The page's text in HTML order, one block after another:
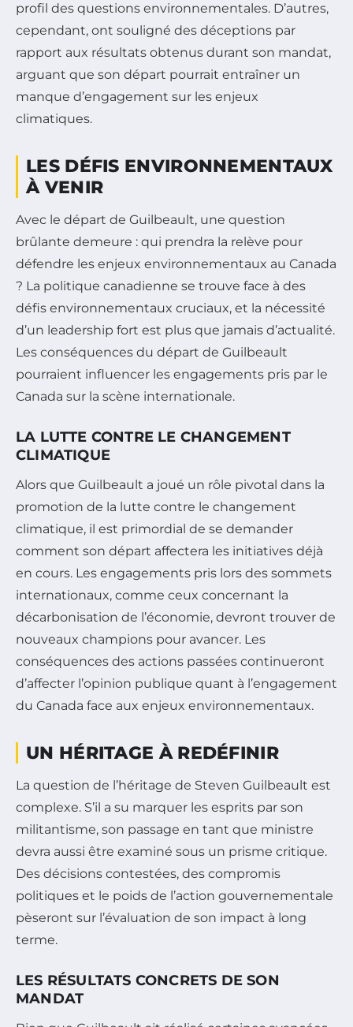
profil des questions environnementales. D’autres,
cependant, ont souligné des déceptions par
rapport aux résultats obtenus durant son mandat,
arguant que son départ pourrait entraîner un
manque d’engagement sur les enjeux
climatiques.
LES DÉFIS ENVIRONNEMENTAUX
À VENIR
Avec le départ de Guilbeault, une question
brûlante demeure : qui prendra la relève pour
défendre les enjeux environnementaux au Canada
? La politique canadienne se trouve face à des
défis environnementaux cruciaux, et la nécessité
d’un leadership fort est plus que jamais d’actualité.
Les conséquences du départ de Guilbeault
pourraient influencer les engagements pris par le
Canada sur la scène internationale.
LA LUTTE CONTRE LE CHANGEMENT
CLIMATIQUE
Alors que Guilbeault a joué un rôle pivotal dans la
promotion de la lutte contre le changement
climatique, il est primordial de se demander
comment son départ affectera les initiatives déjà
en cours. Les engagements pris lors des sommets
internationaux, comme ceux concernant la
décarbonisation de l’économie, devront trouver de
nouveaux champions pour avancer. Les
conséquences des actions passées continueront
d’affecter l’opinion publique quant à l’engagement
du Canada face aux enjeux environnementaux.
UN HÉRITAGE À REDÉFINIR
La question de l’héritage de Steven Guilbeault est
complexe. S’il a su marquer les esprits par son
militantisme, son passage en tant que ministre
devra aussi être examiné sous un prisme critique.
Des décisions contestées, des compromis
politiques et le poids de l’action gouvernementale
pèseront sur l’évaluation de son impact à long
terme.
LES RÉSULTATS CONCRETS DE SON
MANDAT